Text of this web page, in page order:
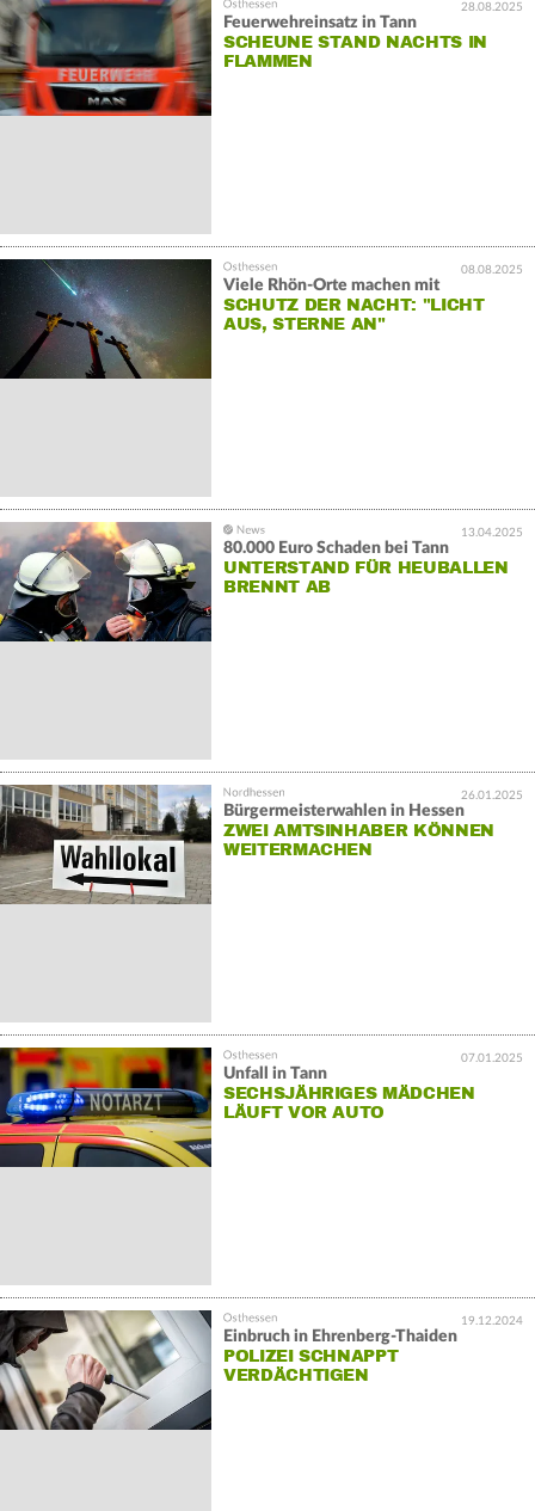
28.08.2025
Feuerwehreinsatz in Tann
SCHEUNE STAND NACHTS IN
FLAMMEN
08.08.2025
Viele Rhön-Orte machen mit
SCHUTZ DER NACHT: "LICHT
AUS, STERNE AN"
13.04.2025
80.000 Euro Schaden bei Tann
UNTERSTAND FÜR HEUBALLEN
BRENNT AB
26.01.2025
Bürgermeisterwahlen in Hessen
ZWEI AMTSINHABER KÖNNEN
WEITERMACHEN
07.01.2025
Unfall in Tann
SECHSJÄHRIGES MÄDCHEN
LÄUFT VOR AUTO
19.12.2024
Einbruch in Ehrenberg-Thaiden
POLIZEI SCHNAPPT
VERDÄCHTIGEN